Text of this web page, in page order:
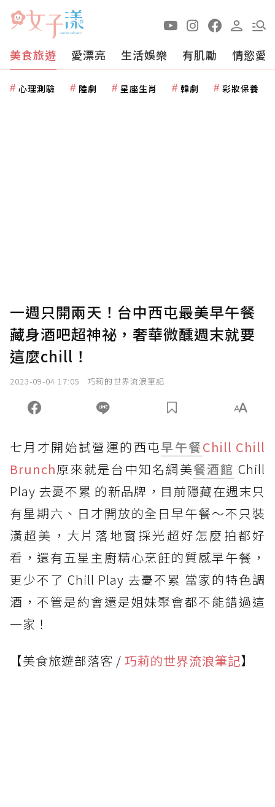
美食旅遊 愛漂亮 生活娛樂 有肌勵 情慾愛
心理測驗 陸劇 星座生肖 韓劇 彩妝保養
一週只開兩天！台中西屯最美早午餐
藏身酒吧超神祕，奢華微醺週末就要
這麼chill！
2023-09-04 17:05 巧莉的世界流浪筆記
七月才開始試營運的西屯早午餐Chill Chill
Brunch原來就是台中知名網美餐酒館 Chill
Play 去憂不累 的新品牌，目前隱藏在週末只
有星期六、日才開放的全日早午餐～不只裝
潢超美，大片落地窗採光超好怎麼拍都好
看，還有五星主廚精心烹飪的質感早午餐，
更少不了 Chill Play 去憂不累 當家的特色調
酒，不管是約會還是姐妹聚會都不能錯過這
一家！
【美食旅遊部落客 / 巧莉的世界流浪筆記】